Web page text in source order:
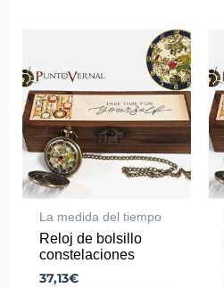
La medida del tiempo
Reloj de bolsillo
constelaciones
37,13€
tiene
múltiples
variantes.
Las
opciones
se
pueden
elegir
en
la
de
producto